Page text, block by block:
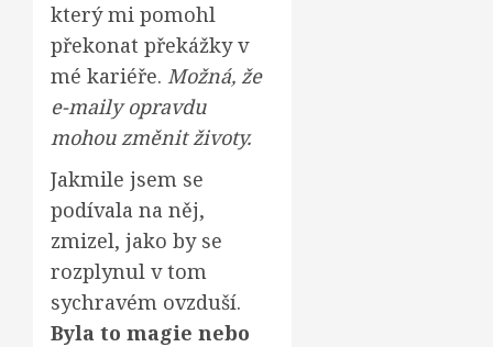
který mi pomohl
překonat překážky v
mé kariéře. Možná, že
e-maily opravdu
mohou změnit životy.
Jakmile jsem se
podívala na něj,
zmizel, jako by se
rozplynul v tom
sychravém ovzduší.
Byla to magie nebo